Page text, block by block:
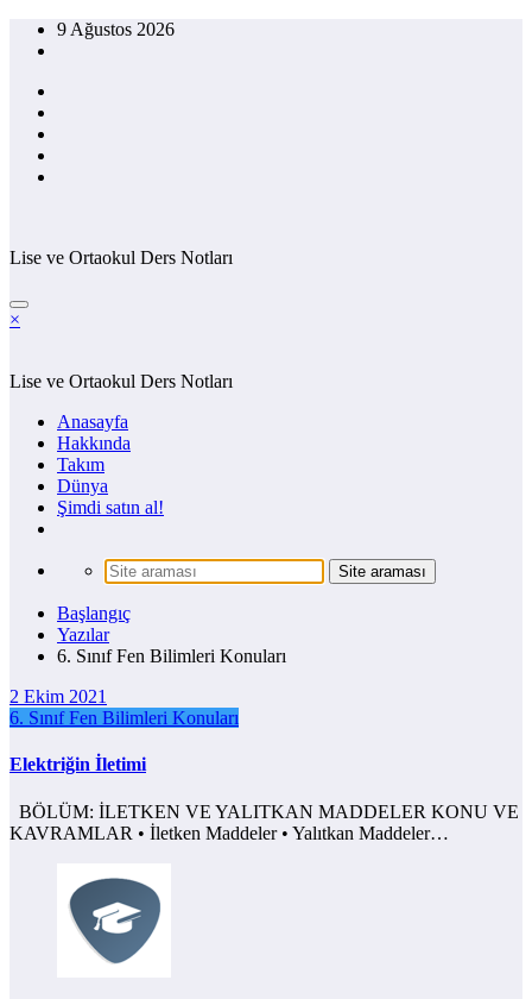
İçeriğe9 Ağustos 2026
Lise ve Ortaokul Ders Notları
×
Lise ve Ortaokul Ders Notları
Anasayfa
Hakkında
Takım
Dünya
Şimdi satın al!
Başlangıç
Yazılar
6. Sınıf Fen Bilimleri Konuları
2 Ekim 2021
6. Sınıf Fen Bilimleri Konuları
Elektriğin İletimi
BÖLÜM: İLETKEN VE YALITKAN MADDELER KONU VE
KAVRAMLAR • İletken Maddeler • Yalıtkan Maddeler…